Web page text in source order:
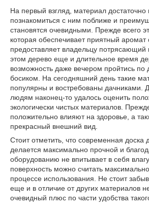
На первый взгляд, материал достаточно
познакомиться с ним поближе и
становятся очевидными. Прежде всего
которая обеспечивает приятный аромат
предоставляет владельцу
этом дерево еще и длительное время
возможность даже вечером пройтись по
босиком. На сегодняшний день такие
популярны и востребованы дачниками.
людям наконец-то удалось оценить
экологически чистых материалов.
положительно влияют на здоровье, а
прекрасный внешний вид.
Стоит отметить, что современная доска
делается максимально прочной и
оборудованию не впитывает в себя
поверхность можно считать
процессе использования. Не стоит
еще и в отличие от других материалов
очевидный плюс по части удобства